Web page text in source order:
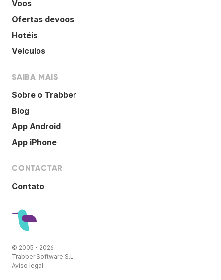
Voos
Ofertas devoos
Hotéis
Veículos
SAIBA MAIS
Sobre o Trabber
Blog
App Android
App iPhone
CONTACTAR
Contato
© 2005 - 2026
Trabber Software S.L.
Aviso legal